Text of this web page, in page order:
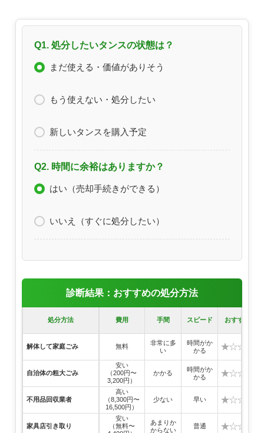
Q1. 処分したいタンスの状態は？
まだ使える・価値がありそう
もう使えない・処分したい
新しいタンスを購入予定
Q2. 時間に余裕はありますか？
はい（売却手続きができる）
いいえ（すぐに処分したい）
診断結果：おすすめの処分方法
処分方法
解体して家庭ごみ
自治体の粗大ごみ
不用品回収業者
家具店引き取り
費用 手間 スピード おすすめ度
無料
非常に多
い
時間がか
かる
★☆☆☆☆
安い
（200円〜
3,200円）
かかる
時間がか
かる
★☆☆☆☆
高い
（8,300円〜
16,500円）
少ない 早い ★☆☆☆☆
安い
（無料〜
あまりか
からない
普通 ★☆☆☆☆